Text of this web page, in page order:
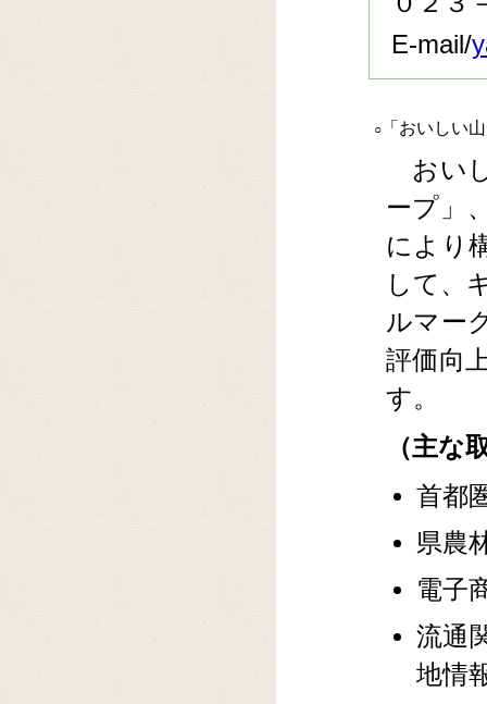
E-mail/
○「おいしい
おい
ープ」
により
して、
ルマー
評価向
す。
（主な
首都
県農
電子
流通
地情